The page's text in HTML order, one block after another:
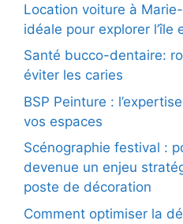
Location voiture à
idéale pour explorer l’île
Santé bucco-dentaire:
éviter les caries
BSP Peinture :
vos espaces
Scénographie festival :
devenue un enjeu
poste de décoration
Comment optimiser la